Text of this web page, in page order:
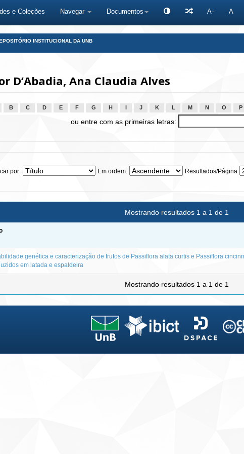
e Coleções Navegar Documentos A- A
INSTITUCIONAL DA UNB
D’Abadia, Ana Claudia Alves
B C D E F G H J K L M N O P
ou entre com as primeiras letras:
por: Em ordem: Resultados/Página
Mostrando resultados 1 a 1 de 1
genética e caracterização de frutos de Passiflora alata curtis e Passiflora
em latada e espaldeira
Mostrando resultados 1 a 1 de 1